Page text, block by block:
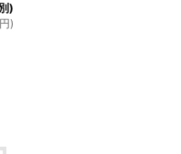
)
円)